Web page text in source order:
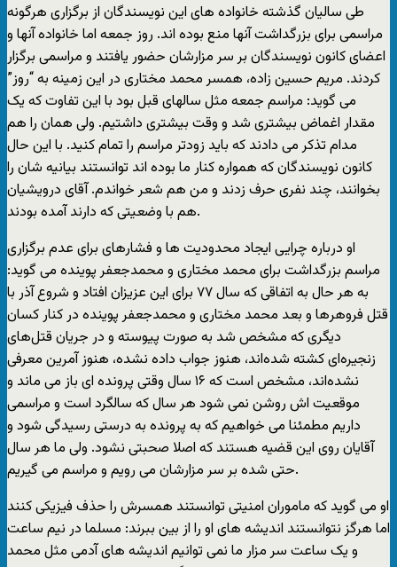
طی سالیان گذشته خانواده های این نویسندگان از برگزاری هرگونه
مراسمی برای بزرگداشت آنها منع بوده اند. روز جمعه اما خانواده آنها و
اعضای کانون نویسندگان بر سر مزارشان حضور یافتند و مراسمی برگزار
کردند. مریم حسین زاده، همسر محمد مختاری در این زمینه به “روز”
می گوید: مراسم جمعه مثل سالهای قبل بود با این تفاوت که یک
مقدار اغماض بیشتری شد و وقت بیشتری داشتیم. ولی همان را هم
مدام تذکر می دادند که باید زودتر مراسم را تمام کنید. با این حال
کانون نویسندگان که همواره کنار ما بوده اند توانستند بیانیه شان را
بخوانند، چند نفری حرف زدند و من هم شعر خواندم. آقای درویشیان
هم با وضعیتی که دارند آمده بودند.
او درباره چرایی ایجاد محدودیت ها و فشارهای برای عدم برگزاری
مراسم بزرگداشت برای محمد مختاری و محمدجعفر پوینده می گوید:
به هر حال به اتفاقی که سال ۷۷ برای این عزیزان افتاد و شروع آذر با
قتل فروهر‌ها و بعد محمد مختاری و محمدجعفر پوینده در کنار کسان
دیگری که مشخص شد به صورت پیوسته و در جریان قتل‌های
زنجیره‌ای کشته شده‌اند، هنوز جواب داده نشده، هنوز آمرین معرفی
نشده‌اند، مشخص است که ۱۶ سال وقتی پرونده ای باز می ماند و
موقعیت اش روشن نمی شود هر سال که سالگرد است و مراسمی
داریم مطمئنا می خواهیم که به پرونده به درستی رسیدگی شود و
آقایان روی این قضیه هستند که اصلا صحبتی نشود. ولی ما هر سال
حتی شده بر سر مزارشان می رویم و مراسم می گیریم.
او می گوید که ماموران امنیتی توانستند همسرش را حذف فیزیکی کنند
اما هرگز نتوانستند اندیشه های او را از بین ببرند: مسلما در نیم ساعت
و یک ساعت سر مزار ما نمی توانیم اندیشه های آدمی مثل محمد